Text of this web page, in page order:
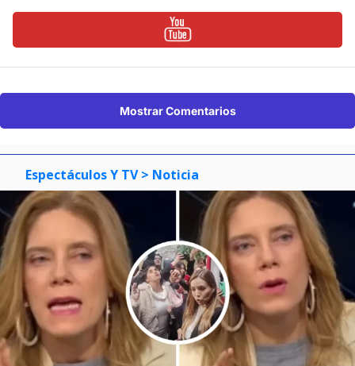
Mostrar Comentarios
Espectáculos Y TV > Noticia